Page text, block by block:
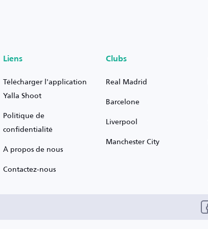
Liens
Télécharger l'application
Yalla Shoot
Politique de
confidentialité
À propos de nous
Contactez-nous
Clubs
Real Madrid
Barcelone
Liverpool
Manchester City